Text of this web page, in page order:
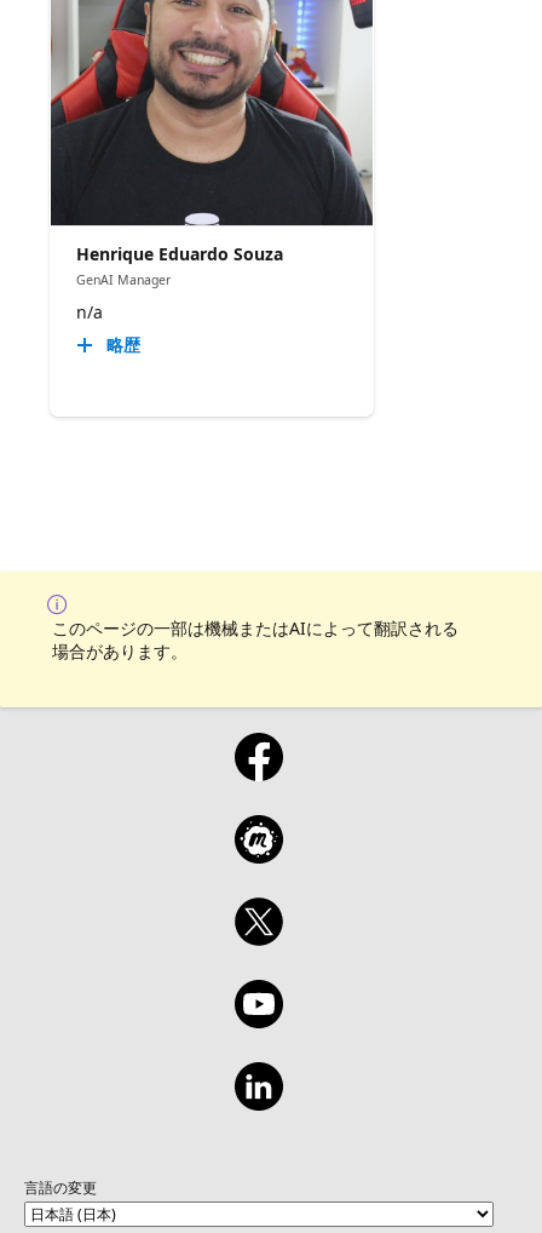
Henrique Eduardo Souza
GenAI Manager
n/a
略歴
このページの一部は機械またはAIによって翻訳される
場合があります。
言語の変更